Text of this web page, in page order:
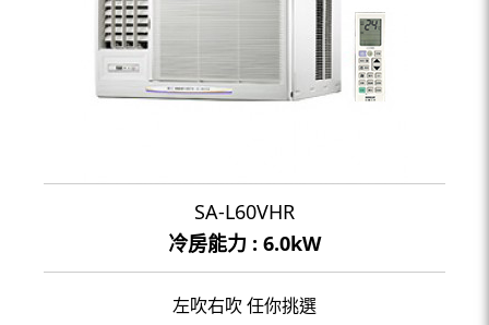
SA-L60VHR
冷房能力 : 6.0kW
左吹右吹 任你挑選